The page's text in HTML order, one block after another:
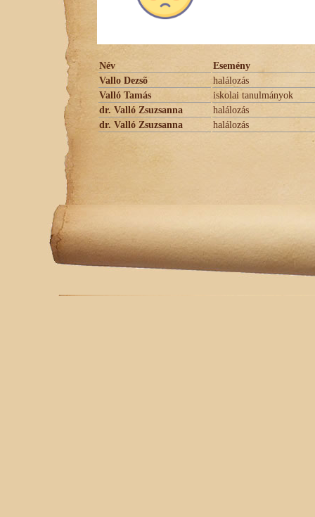
Név
Esemény
Vallo Dezsõ
halálozás
Valló Tamás
iskolai tanulmányok
dr. Valló Zsuzsanna
halálozás
dr. Valló Zsuzsanna
halálozás